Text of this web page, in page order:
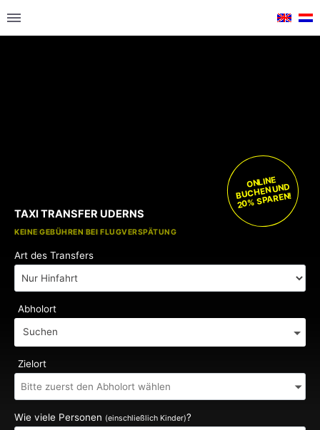
KOSTENLOSE KINDERSITZE
KEINE GEBÜHREN BEI FLUGVERSPÄTUNG
TAXI TRANSFER UDERNS
ONLINE
BUCHEN UND
20% SPAREN!
Art des Transfers
Abholort
Suchen
Zielort
Wie viele Personen (einschließlich Kinder)?